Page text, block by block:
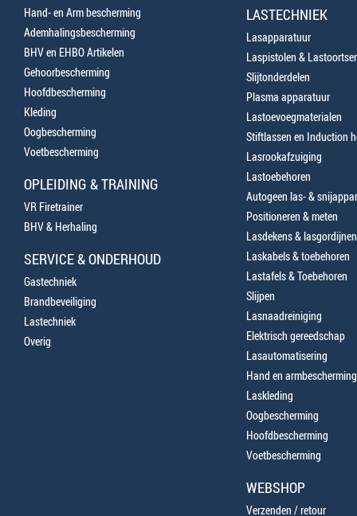
Hand- en Arm bescherming
Ademhalingsbescherming
BHV en EHBO Artikelen
Gehoorbescherming
Hoofdbescherming
Kleding
Oogbescherming
Voetbescherming
OPLEIDING & TRAINING
VR Firetrainer
BHV & Herhaling
SERVICE & ONDERHOUD
Gastechniek
Brandbeveiliging
Lastechniek
Overig
LASTECHNIEK
Lasapparatuur
Laspistolen &
Slijtonderdelen
Plasma apparatuur
Lastoevoegmaterialen
Stiftlassen en Induction
Lasrookafzuiging
Lastoebehoren
Autogeen las- &
Positioneren & meten
Lasdekens & lasgordijnen
Laskabels & toebehoren
Lastafels & Toebehoren
Slijpen
Lasnaadreiniging
Elektrisch gereedschap
Lasautomatisering
Hand en armbescherming
Laskleding
Oogbescherming
Hoofdbescherming
Voetbescherming
WEBSHOP
Verzenden / retour